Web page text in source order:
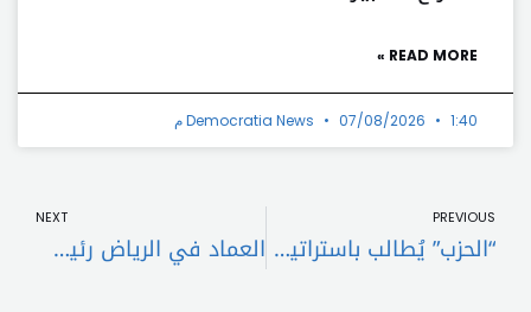
READ MORE »
Democratia News 07/08/2026 1:40 م
PREVIOUS
“الحزب” يُطالب باستراتيجية دفاعية تبرّر احتفاظه بسلاحه
NEXT
العماد في الرياض رئيس توافقي أم وفاقي؟